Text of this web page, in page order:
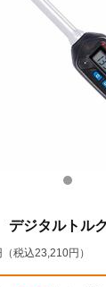
ジタルトル
（税込23,210円）